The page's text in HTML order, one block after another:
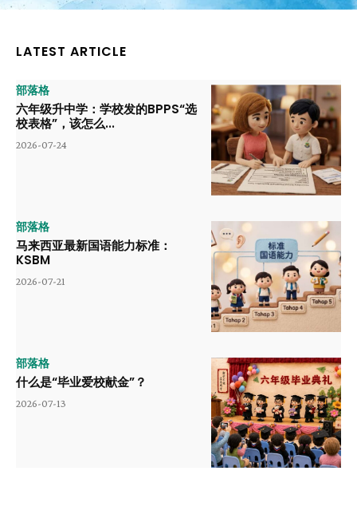
LATEST ARTICLE
部落格
六年级升中学：学校发的BPPS“选
校表格”，该怎么...
2026-07-24
部落格
马来西亚最新国语能力标准：
KSBM
2026-07-21
部落格
什么是“毕业爱校献金”？
2026-07-13